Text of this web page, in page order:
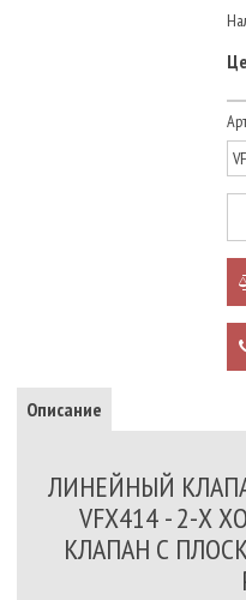
Описание
ЛИНЕЙНЫЙ
VFX414 - 2-Х
КЛАПАН С